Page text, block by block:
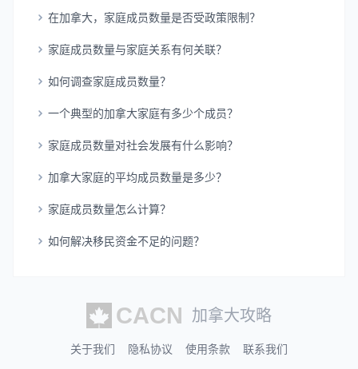
在加拿大，家庭成员数量是否受政策限制？
家庭成员数量与家庭关系有何关联？
如何调查家庭成员数量？
一个典型的加拿大家庭有多少个成员？
家庭成员数量对社会发展有什么影响？
加拿大家庭的平均成员数量是多少？
家庭成员数量怎么计算？
如何解决移民资金不足的问题？
加拿大攻略
关于我们 隐私协议 使用条款 联系我们